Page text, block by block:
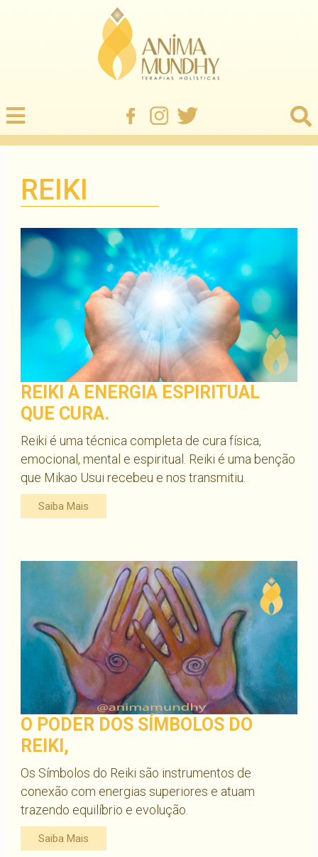
REIKI
REIKI A ENERGIA ESPIRITUAL
QUE CURA.
Reiki é uma técnica completa de cura física,
emocional, mental e espiritual. Reiki é uma benção
que Mikao Usui recebeu e nos transmitiu.
Saiba Mais
O PODER DOS SÍMBOLOS DO
REIKI,
Os Símbolos do Reiki são instrumentos de
conexão com energias superiores e atuam
trazendo equilíbrio e evolução.
Saiba Mais